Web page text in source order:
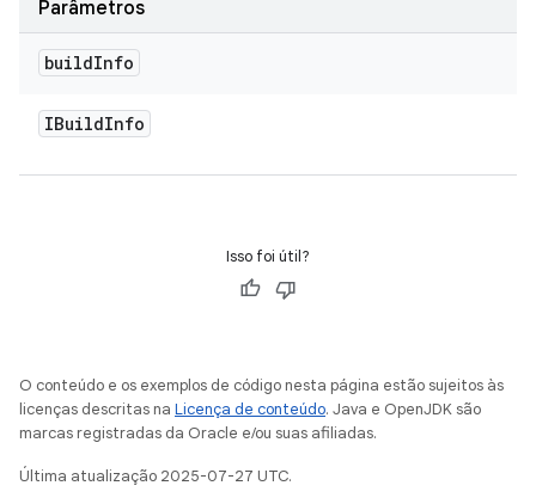
Parâmetros
buildInfo
IBuildInfo
Isso foi útil?
O conteúdo e os exemplos de código nesta página estão sujeitos às
licenças descritas na Licença de conteúdo. Java e OpenJDK são
marcas registradas da Oracle e/ou suas afiliadas.
Última atualização 2025-07-27 UTC.